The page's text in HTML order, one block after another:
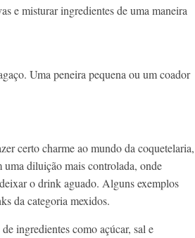
e misturar ingredientes de uma maneira
Uma peneira pequena ou um coador
certo charme ao mundo da coquetelaria,
diluição mais controlada, onde
o drink aguado. Alguns exemplos
da categoria mexidos.
ingredientes como açúcar, sal e